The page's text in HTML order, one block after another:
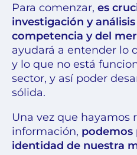
Para comenzar, es
investigación y
competencia y del
ayudará a entender lo
y lo que no está
sector, y así poder
sólida.
Una vez que hayamos
información, podemos
identidad de nuestra